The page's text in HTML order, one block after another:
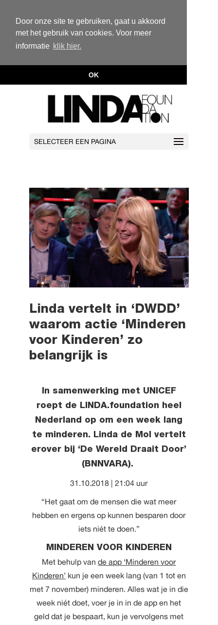
Door onze site te gebruiken, gaat u akkoord
met het gebruik van cookies. Voor meer
informatie klik hier.
OK
SELECTEER EEN PAGINA
Linda vertelt in ‘DWDD’
waarom actie ‘Minderen
voor Kinderen’ zo
belangrijk is
In samenwerking met UNICEF
roept de LINDA.foundation heel
Nederland op om een week lang
te minderen. Linda de Mol vertelt
erover bij ‘De Wereld Draait Door’
(BNNVARA).
31.10.2018 | 21:04 uur
“Het gaat om de mensen die wat meer
hebben en ergens op kunnen besparen door
iets niét te doen.”
MINDEREN VOOR KINDEREN
Met behulp vande app ‘Minderen voor
Kinderen’ kun je een week lang (van 1 tot en
met 7 november) minderen. Alles wat je in die
week niét doet, voer je in in de app en het
geld dat je bespaart, kun je vervolgens met